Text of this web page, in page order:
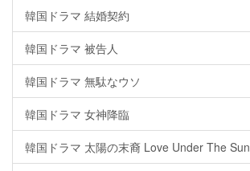
韓国ドラマ 結婚契約
韓国ドラマ 被告人
韓国ドラマ 無駄なウソ
韓国ドラマ 女神降臨
韓国ドラマ 太陽の末裔 Love Under The Sun